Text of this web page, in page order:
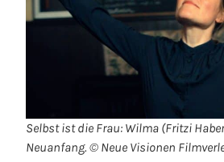
Selbst ist die Frau: Wilma (Fritzi
Neuanfang. © Neue Visionen